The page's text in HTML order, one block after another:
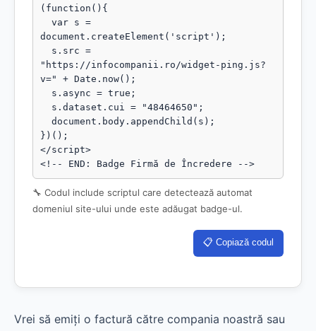
(function(){
document.createElement('script');
"https://infocompanii.ro/widget-ping.js?
v=" + Date.now();
})();
</script>
<!-- END: Badge Firmă de Încredere -->
🔧 Codul include scriptul care detectează automat
domeniul site-ului unde este adăugat badge-ul.
📋 Copiază codul
Vrei să emiți o factură către compania noastră sau